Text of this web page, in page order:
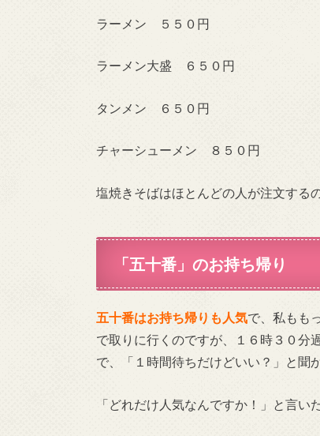
ラーメン ５５０円
ラーメン大盛 ６５０円
タンメン ６５０円
チャーシューメン ８５０円
塩焼きそばはほとんどの人が注文する
「五十番」のお持ち帰り
五十番はお持ち帰りも人気で、私もも
で取りに行くのですが、１６時３０分
で、「１時間待ちだけどいい？」と聞
「どれだけ人気なんですか！」と言い